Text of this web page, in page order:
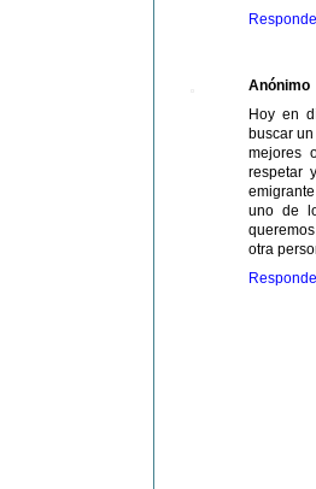
Anónimo
Hoy en
buscar
mejores
respetar
uno de
otra